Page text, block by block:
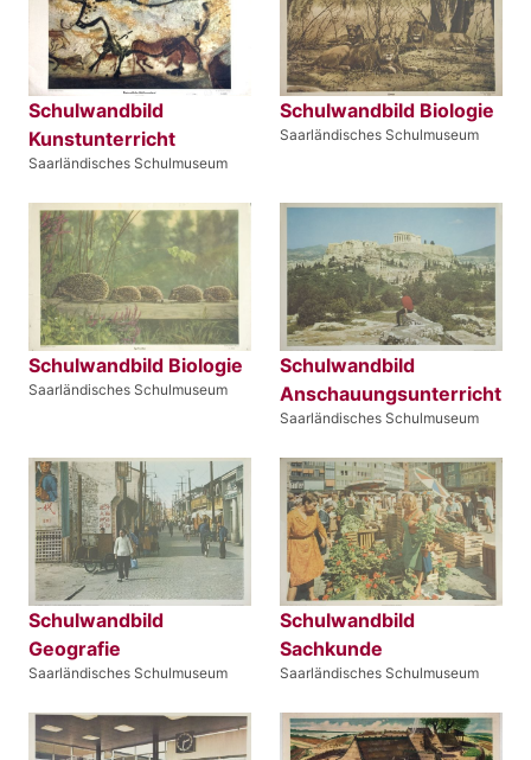
Schulwandbild
Kunstunterricht
Saarländisches Schulmuseum
Schulwandbild Biologie
Saarländisches Schulmuseum
Schulwandbild Biologie
Saarländisches Schulmuseum
Schulwandbild
Anschauungsunterricht
Saarländisches Schulmuseum
Schulwandbild
Geografie
Saarländisches Schulmuseum
Schulwandbild
Sachkunde
Saarländisches Schulmuseum